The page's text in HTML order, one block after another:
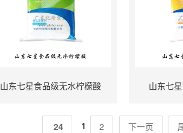
山东七星食品级无水柠檬酸 山东七
24 1 2 下一页